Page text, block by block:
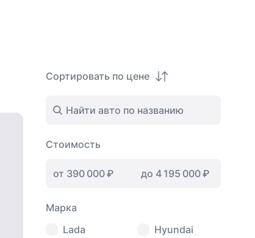
Сортировать по цене
Стоимость
Марка
Lada
Hyundai